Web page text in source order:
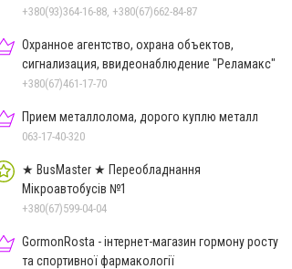
+380(93)364-16-88, +380(67)662-84-87
Охранное агентство, охрана объектов,
сигнализация, ввидеонаблюдение "Реламакс"
+380(67)461-17-70
Прием металлолома, дорого куплю металл
063-17-40-320
★ BusMaster ★ Переобладнання
Мікроавтобусів №1
+380(67)599-04-04
GormonRosta - інтернет-магазин гормону росту
та спортивної фармакології